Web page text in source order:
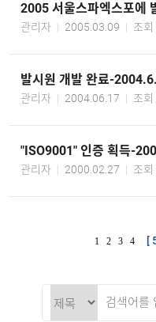
2005 서울스파엑스포에
관리자 2005.03.09 조
발시원 개발 완료-2004.6.
관리자 2004.06.17 조
"ISO9001" 인증 획득-
관리자 2000.02.27 조
1 2 3 4 [